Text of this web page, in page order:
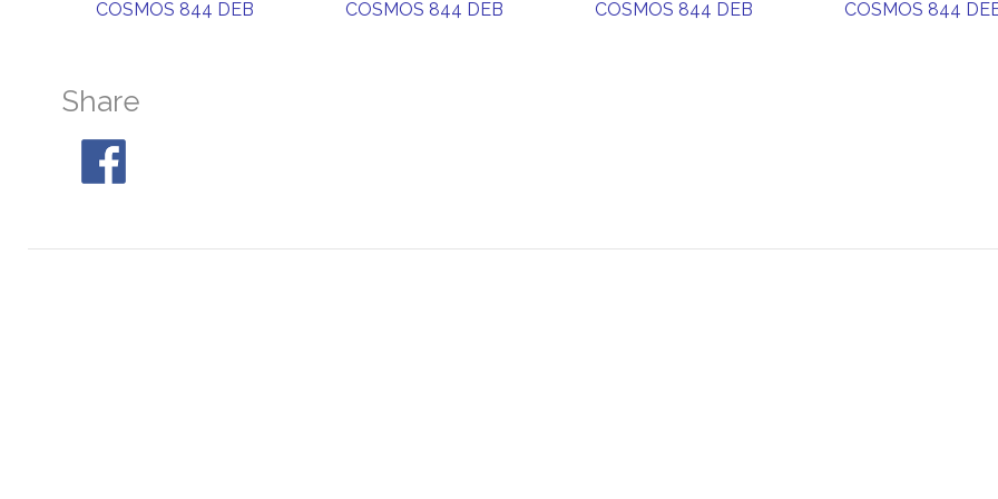
COSMOS 844 DEB COSMOS 844 DEB COSMOS 844 DEB COSMOS 844
Share